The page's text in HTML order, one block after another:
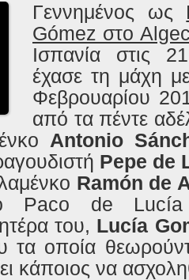
Γεννημένος ως
Gómez στο
Ισπανία στις
έχασε τη μάχη
Φεβρουαρίου
από τα πέντε
Antonio
Pepe de
Ramón de
Paco de Lucía
του, Lucía
τα οποία
κάποιος να